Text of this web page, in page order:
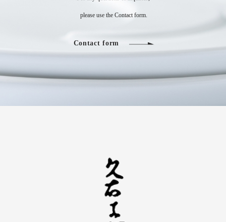
​​​​​​​ please use the Contact form.
Contact form